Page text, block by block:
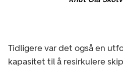
Tidligere var det også en
kapasitet til å resirkulere